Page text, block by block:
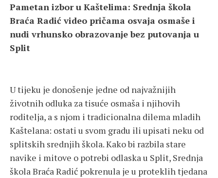
Pametan izbor u Kaštelima: Srednja škola
Braća Radić video pričama osvaja osmaše i
nudi vrhunsko obrazovanje bez putovanja u
Split
U tijeku je donošenje jedne od najvažnijih
životnih odluka za tisuće osmaša i njihovih
roditelja, a s njom i tradicionalna dilema mladih
Kaštelana: ostati u svom gradu ili upisati neku od
splitskih srednjih škola. Kako bi razbila stare
navike i mitove o potrebi odlaska u Split, Srednja
škola Braća Radić pokrenula je u proteklih tjedana